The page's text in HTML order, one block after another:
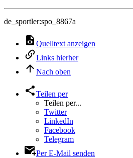
de_sportler:spo_8867a
Quelltext anzeigen
Links hierher
Nach oben
Teilen per
Teilen per...
Twitter
LinkedIn
Facebook
Telegram
Per E-Mail senden